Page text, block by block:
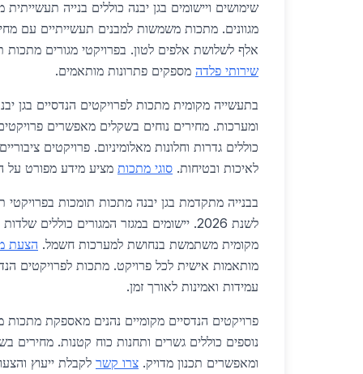
שימושים ויישומים בגן יבנה כוללים בנייה תעשייתית
מגוונים. מתכות משמשות למבנים תעשייתיים עם
אלף לשלושת אלפים לטון. בפרויקטי מגורים מתכות
שירותי פלדה מספקים פתרונות מותאמים.
בתעשייה מקומית מתכות לפרויקטים הנדסיים בגן
ומערכות. מחירים נוחים בשקלים מאפשרים פרויקטים
כוללים גדרות וחלונות מאלומיניום. פרויקטים
לאיכות ובטיחות. סוגי מתכות מציע מידע מפורט על
בבנייה מתקדמת בגן יבנה מתכות תומכות
לשנת 2026. יישומים במגזר המגורים כוללים
מקומית משתמשת בנחושת למערכות חשמל. הצעת
מותאמות אישית לכל פרויקט. מתכות לפרויקטים
עמידות ואמינות לאורך זמן.
פרויקטים הנדסיים מקומיים נהנים מאספקת מתכות
נוספים כוללים גשרים ותחנות כוח קטנות. מחירים
ומאפשרים תכנון מדויק. צרו קשר לקבלת ייעוץ